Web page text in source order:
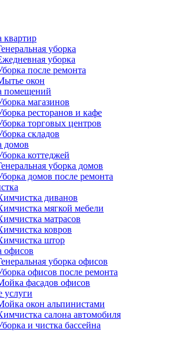
квартир
уборка
уборка
после ремонта
окон
помещений
магазинов
ресторанов и кафе
торговых центров
складов
домов
коттеджей
уборка домов
домов после ремонта
диванов
мягкой мебели
матрасов
ковров
штор
офисов
уборка офисов
офисов после ремонта
фасадов офисов
услуги
окон альпинистами
салона автомобиля
и чистка бассейна